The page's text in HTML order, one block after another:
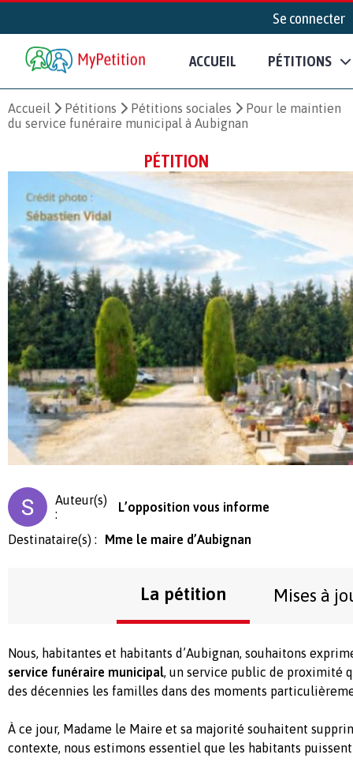
Se connecter
ACCUEIL PÉTITIONS
Accueil Pétitions Pétitions sociales
Pour le maintien
du service funéraire municipal à Aubignan
PÉTITION
Auteur(s)
:
L’opposition vous informe
Destinataire(s) : Mme le maire d’Aubignan
La pétition Mises à
Nous, habitantes et habitants d’Aubignan, souhaitons
service funéraire municipal, un service public de proximité
des décennies les familles dans des moments
À ce jour, Madame le Maire et sa majorité souhaitent
contexte, nous estimons essentiel que les habitants